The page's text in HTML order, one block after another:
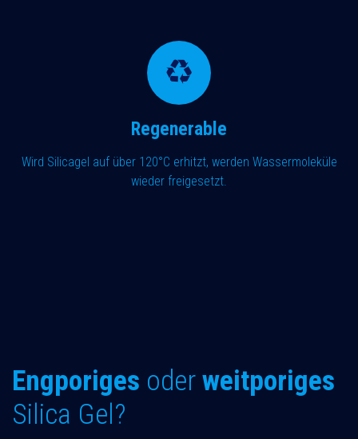
Regenerable
Wird Silicagel auf über 120°C erhitzt, werden Wassermoleküle
wieder freigesetzt.
Engporiges oderweitporiges
Silica Gel?